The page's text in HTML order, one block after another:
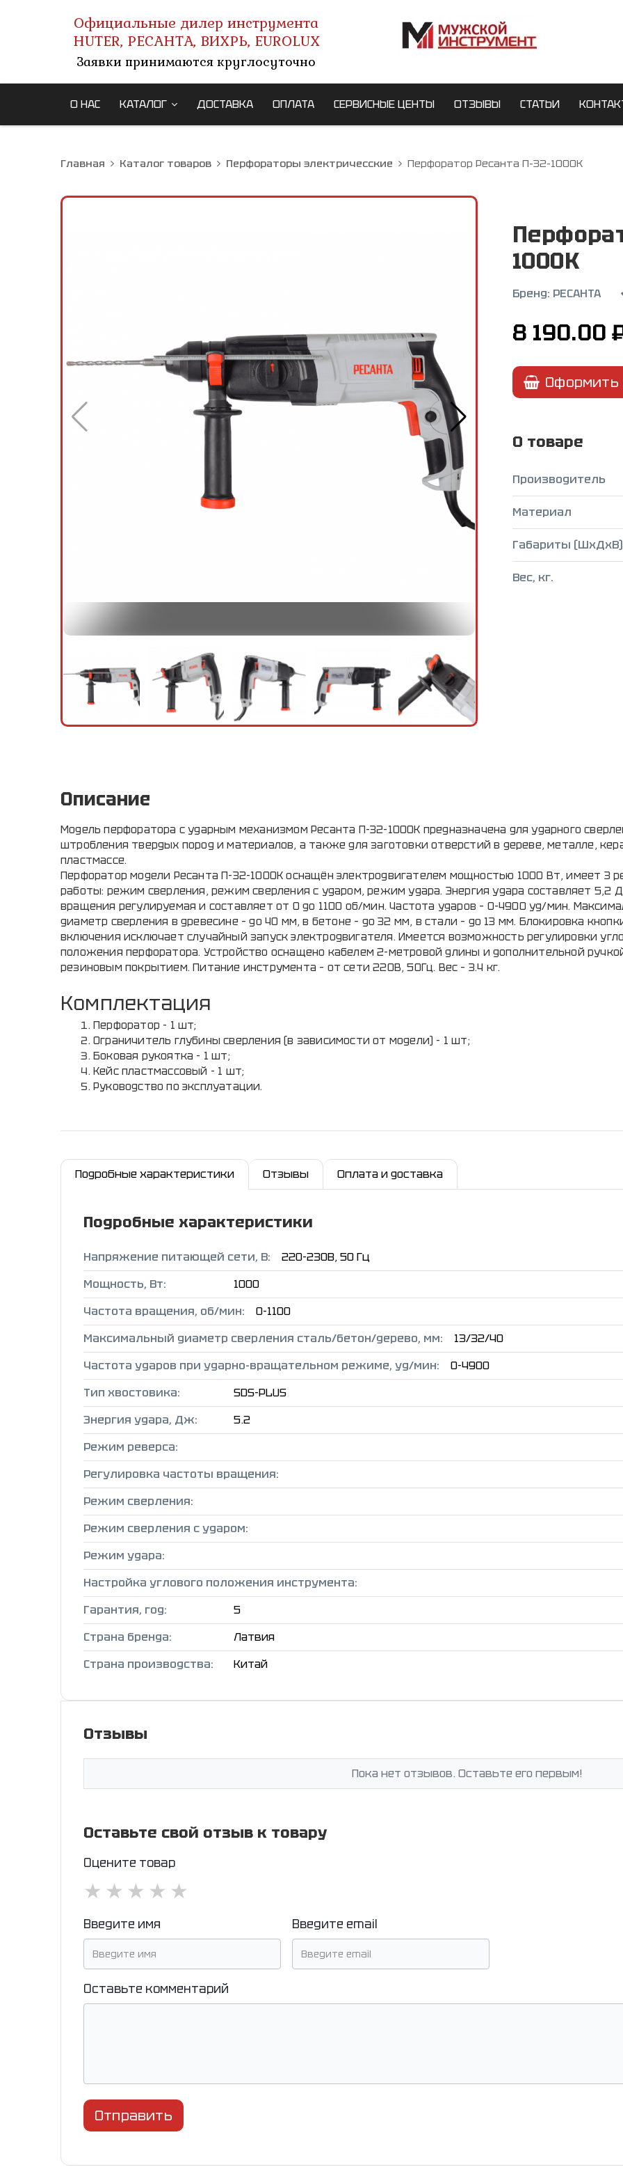
Официальные дилер инструмента
HUTER, РЕСАНТА, ВИХРЬ, EUROLUX
Заявки принимаются круглосуточно
О НАС КАТАЛОГ ДОСТАВКА ОПЛАТА СЕРВИСНЫЕ ЦЕНТЫ ОТЗЫВЫ СТАТЬИ
Главная Каталог товаров Перфораторы электричесские Перфоратор Ресанта П-32-1000К
1000К
Бренд: РЕСАНТА
8 190.00
Оформить
О товаре
Производитель
Материал
Габариты
Вес, кг.
Описание
Модель перфоратора с ударным механизмом Ресанта П-32-1000К предназначена для ударного
штробления твердых пород и материалов, а также для заготовки отверстий в дереве, металле,
пластмассе.
Перфоратор модели Ресанта П-32-1000К оснащён электродвигателем мощностью 1000 Вт, имеет 3
работы: режим сверления, режим сверления с ударом, режим удара. Энергия удара составляет 5,2
вращения регулируемая и составляет от 0 до 1100 об/мин. Частота ударов – 0-4900 уд/мин.
диаметр сверления в древесине – до 40 мм, в бетоне – до 32 мм, в стали – до 13 мм. Блокировка
включения исключает случайный запуск электродвигателя. Имеется возможность регулировки
положения перфоратора. Устройство оснащено кабелем 2-метровой длины и дополнительной
резиновым покрытием. Питание инструмента – от сети 220В, 50Гц. Вес – 3.4 кг.
Комплектация
Перфоратор - 1 шт;
Ограничитель глубины сверления (в зависимости от модели) - 1 шт;
Боковая рукоятка - 1 шт;
Кейс пластмассовый - 1 шт;
Руководство по эксплуатации.
Подробные характеристики Отзывы Оплата и доставка
Подробные характеристики
Напряжение питающей сети, В:
220-230В, 50 Гц
Мощность, Вт:
1000
Частота вращения, об/мин:
0-1100
Максимальный диаметр сверления сталь/бетон/дерево, мм:
13/32/40
Частота ударов при ударно-вращательном режиме, уд/мин:
0-4900
Тип хвостовика:
SDS-PLUS
Энергия удара, Дж:
5.2
Режим реверса:
Регулировка частоты вращения:
Режим сверления:
Режим сверления с ударом:
Режим удара:
Настройка углового положения инструмента:
Гарантия, год:
5
Страна бренда:
Латвия
Страна производства:
Китай
Отзывы
Пока нет отзывов. Оставьте его первым!
Оставьте свой отзыв к товару
Оцените товар
★
★
★
★
★
Введите имя Введите email
Оставьте комментарий
Отправить